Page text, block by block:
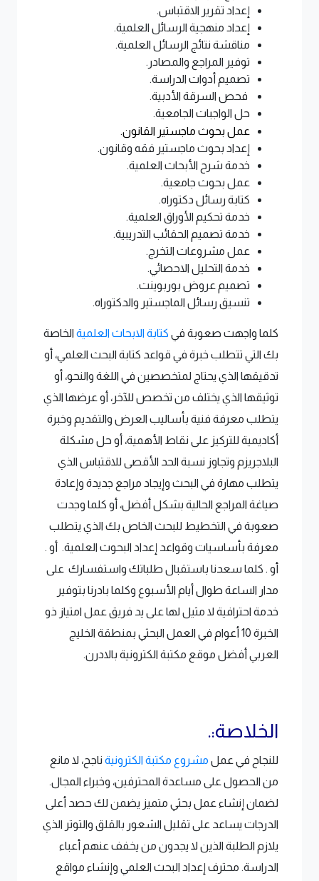
إعداد تقرير الاقتباس.
إعداد منهجية الرسائل العلمية.
مناقشة نتائج الرسائل العلمية.
توفير المراجع والمصادر.
تصميم أدوات الدراسة.
فحص السرقة الأدبية.
حل الواجبات الجامعية.
عمل بحوث ماجستير القانون.
إعداد بحوث ماجستير فقه وقانون.
خدمة شرح الأبحاث العلمية.
عمل بحوث جامعية.
كتابة رسائل دكتوراه.
خدمة تحكيم الأوراق العلمية.
خدمة تصميم الحقائب التدريبية.
عمل مشروعات التخرج.
خدمة التحليل الاحصائي.
تصميم عروض بوربوينت.
تنسيق رسائل الماجستير والدكتوراه.
كلما واجهت صعوبة في كتابة الابحاث العلمية الخاصة
بك التي تتطلب خبرة في قواعد كتابة البحث العلمي، أو
تدقيقها الذي يحتاج لمتخصصين في اللغة والنحو، أو
توثيقها الذي يختلف من تخصص للآخر، أو عرضها الذي
يتطلب معرفة فنية بأساليب العرض والتقديم وخبرة
أكاديمية للتركيز على نقاط الأهمية، أو حل مشكلة
البلاجريزم وتجاوز نسبة الحد الأقصى للاقتباس الذي
يتطلب مهارة في البحث وإيجاد مراجع جديدة وإعادة
صياغة المراجع الحالية بشكل أفضل، أو كلما وجدت
صعوبة في التخطيط للبحث الخاص بك الذي يتطلب
معرفة بأساسيات وقواعد إعداد البحوث العلمية. أو .
أو . كلما سعدنا باستقبال طلباتك واستفسارك على
مدار الساعة طوال أيام الأسبوع وكلما بادرنا بتوفير
خدمة احترافية لا مثيل لها على يد فريق عمل امتياز ذو
الخبرة 10 أعوام في العمل البحثي بمنطقة الخليج
العربي أفضل موقع مكتبة الكترونية بالادرن.
الخلاصة:.
للنجاح في عمل مشروع مكتبة الكترونية ناجح، لا مانع
من الحصول على مساعدة المحترفين، وخبراء المجال.
لضمان إنشاء عمل بحثي متميز يضمن لك حصد أعلى
الدرجات يساعد على تقليل الشعور بالقلق والتوتر الذي
يلازم الطلبة الذين لا يجدون من يخفف عنهم أعباء
الدراسة. محترف إعداد البحث العلمي وإنشاء مواقع